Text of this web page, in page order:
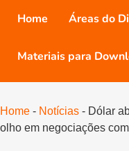
Home Áreas do
Materiais para
Home - Notícias - Dólar
olho em negociações